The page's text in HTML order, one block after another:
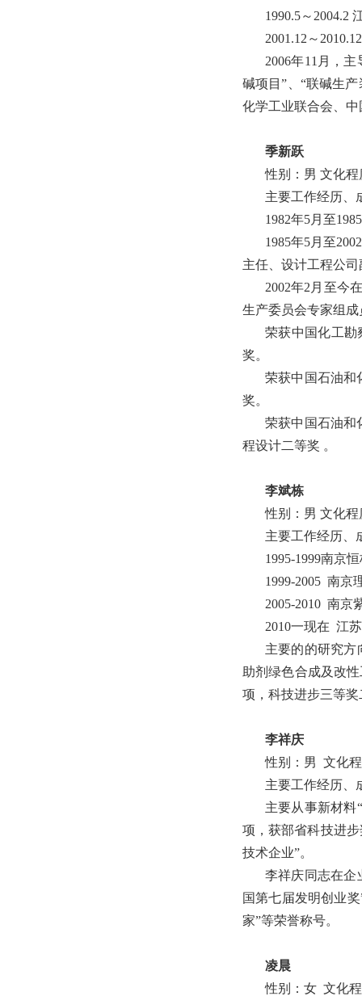
1990.5～2004.2
2001.12～
2006年11月，
碱项目”、“联碱生
化学工业联合会、
季新跃
性别：男 文化
主要工作经历、
1982年5月至
1985年5月至
主任、设计工程公
2002年2月至今
生产委员会专家组
荣获中国化工勘
奖。
荣获中国石油和
奖。
荣获中国石油和
程设计二等奖 。
李斌栋
性别：男 文化
主要工作经历、
1995-1999南
1999-2005 南
2005-2010 南
2010一现在 江
主要的的研究方
助剂绿色合成及改
项，科技进步三等奖
李祥庆
性别：男 文化
主要工作经历、
主要从事新材料
项，获部省科技进
技术企业”。
李祥庆同志在企
国第七届发明创业
家”等荣誉称号。
凌晨
性别：女 文化